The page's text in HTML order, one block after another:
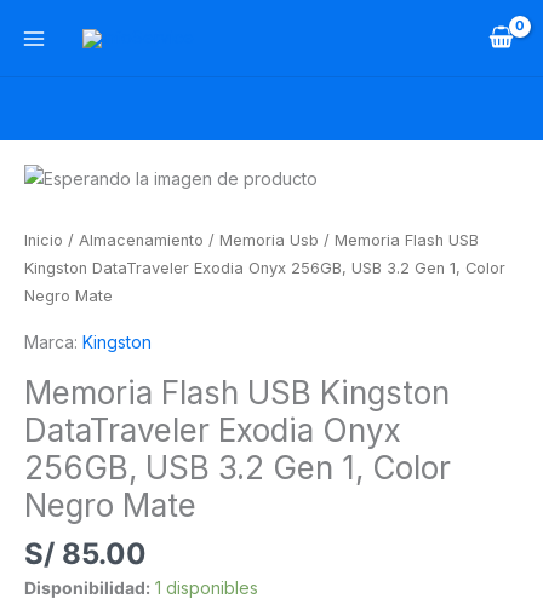
Inicio / Almacenamiento / Memoria Usb / Memoria Flash USB
Kingston DataTraveler Exodia Onyx 256GB, USB 3.2 Gen 1, Color
Negro Mate
Marca: Kingston
Memoria Flash USB Kingston
DataTraveler Exodia Onyx
256GB, USB 3.2 Gen 1, Color
Negro Mate
S/ 85.00
Disponibilidad: 1 disponibles
Memoria
USB
Kingston
DataTraveler
Onyx
USB
3.2
Gen
1,
Color
Negro
Mate
cantidad